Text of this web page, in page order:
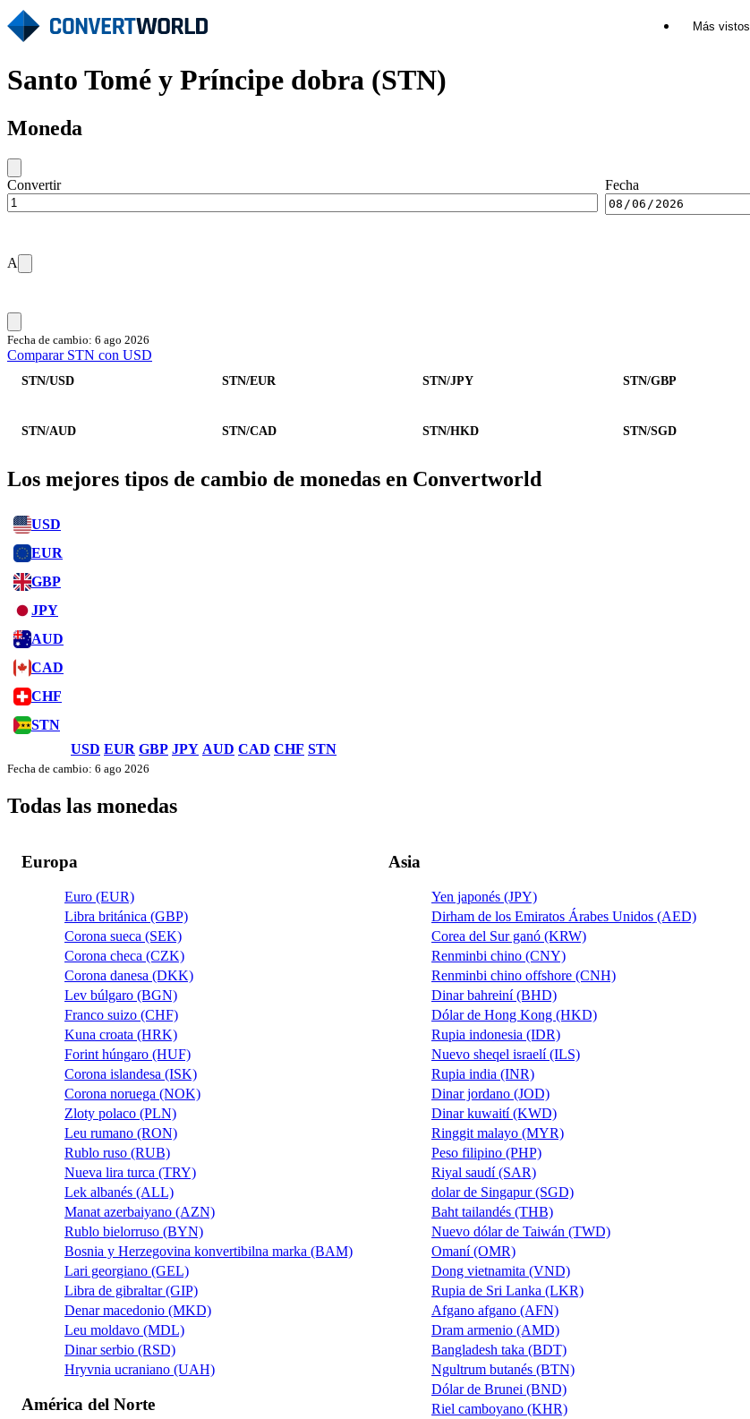
Más vistos
Santo Tomé y Príncipe dobra (STN)
Moneda
Convertir Fecha
A
Fecha de cambio: 6 ago 2026
Comparar STN con USD
STN/USD STN/EUR STN/JPY STN/GBP
STN/AUD STN/CAD STN/HKD STN/SGD
Los mejores tipos de cambio de monedas en Convertworld
USD
EUR
GBP
JPY
AUD
CAD
CHF
STN
USD EUR GBP JPY AUD CAD CHF STN
Fecha de cambio: 6 ago 2026
Todas las monedas
Europa
Euro (EUR)
Libra británica (GBP)
Corona sueca (SEK)
Corona checa (CZK)
Corona danesa (DKK)
Lev búlgaro (BGN)
Franco suizo (CHF)
Kuna croata (HRK)
Forint húngaro (HUF)
Corona islandesa (ISK)
Corona noruega (NOK)
Zloty polaco (PLN)
Leu rumano (RON)
Rublo ruso (RUB)
Nueva lira turca (TRY)
Lek albanés (ALL)
Manat azerbaiyano (AZN)
Rublo bielorruso (BYN)
Bosnia y Herzegovina konvertibilna marka (BAM)
Lari georgiano (GEL)
Libra de gibraltar (GIP)
Denar macedonio (MKD)
Leu moldavo (MDL)
Dinar serbio (RSD)
Hryvnia ucraniano (UAH)
América del Norte
Asia
Yen japonés (JPY)
Dirham de los Emiratos Árabes Unidos (AED)
Corea del Sur ganó (KRW)
Renminbi chino (CNY)
Renminbi chino offshore (CNH)
Dinar bahreiní (BHD)
Dólar de Hong Kong (HKD)
Rupia indonesia (IDR)
Nuevo sheqel israelí (ILS)
Rupia india (INR)
Dinar jordano (JOD)
Dinar kuwaití (KWD)
Ringgit malayo (MYR)
Peso filipino (PHP)
Riyal saudí (SAR)
dolar de Singapur (SGD)
Baht tailandés (THB)
Nuevo dólar de Taiwán (TWD)
Omaní (OMR)
Dong vietnamita (VND)
Rupia de Sri Lanka (LKR)
Afgano afgano (AFN)
Dram armenio (AMD)
Bangladesh taka (BDT)
Ngultrum butanés (BTN)
Dólar de Brunei (BND)
Riel camboyano (KHR)